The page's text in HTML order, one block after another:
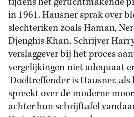
in 1961. Hausner sprak over
slechteriken zoals Haman,
Djenghis Khan. Schrijver
verslaggever bij het proces
vergelijkingen niet adequaat
'Doeltreffender is Hausner,
spreekt over de moderne
achter hun schrijftafel